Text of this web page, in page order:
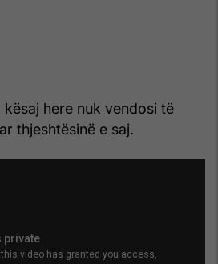
here nuk vendosi të
thjeshtësinë e saj.